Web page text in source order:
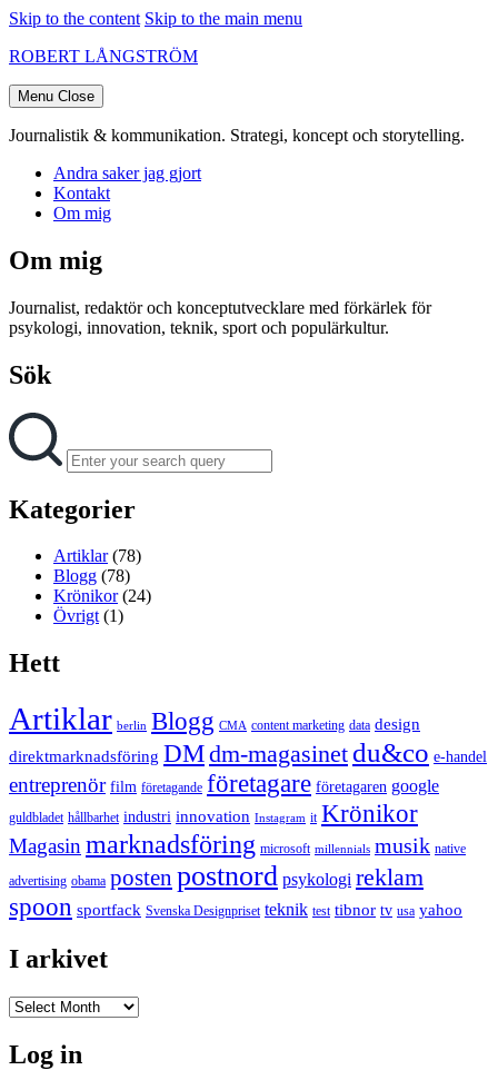
Skip to the content Skip to the main menu
ROBERT LÅNGSTRÖM
Menu Close
Journalistik & kommunikation. Strategi, koncept och storytelling.
Andra saker jag gjort
Kontakt
Om mig
Om mig
Journalist, redaktör och konceptutvecklare med förkärlek för
psykologi, innovation, teknik, sport och populärkultur.
Sök
Search
for:
Kategorier
Artiklar(78)
Blogg (78)
Krönikor(24)
Övrigt(1)
Hett
Artiklar berlin Blogg CMA content marketing data design
direktmarknadsföring DMdm-magasinet du&co e-handel
entreprenör film företagande företagare företagaren google
guldbladet hållbarhet industri innovation Instagram it Krönikor
Magasinmarknadsföring microsoft millennials musik native
advertising obama posten postnord psykologi reklam
spoon sportfack Svenska Designpriset teknik test tibnor tv usa yahoo
I arkivet
Log in